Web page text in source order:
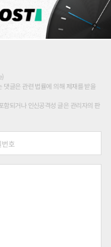
댓글은 관련 법률에 의해 제재를 받을
함되거나 인신공격성 글은 관리자의 판